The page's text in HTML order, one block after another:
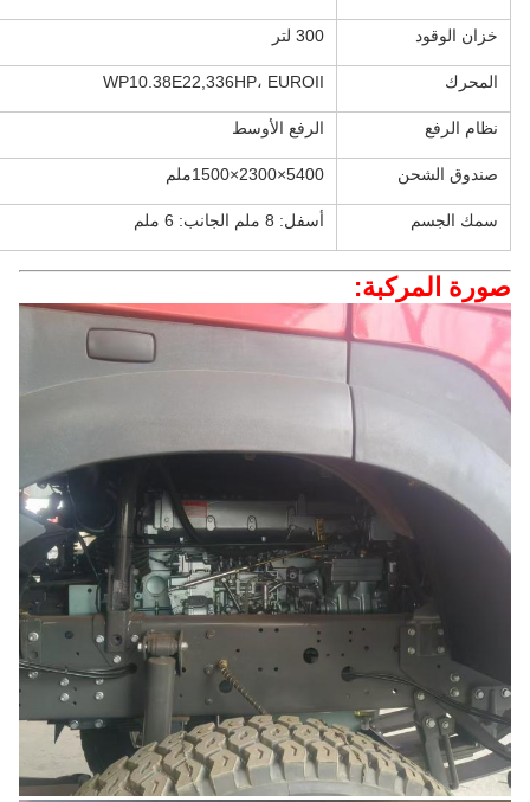
خزان الوقود 300 لتر
المحرك WP10.38E22,336HP، EUROII
نظام الرفع الرفع الأوسط
صندوق الشحن 5400×2300×1500ملم
سمك الجسم أسفل: 8 ملم الجانب: 6 ملم
صورة المركبة: